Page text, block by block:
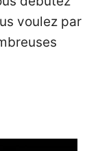
voulez par